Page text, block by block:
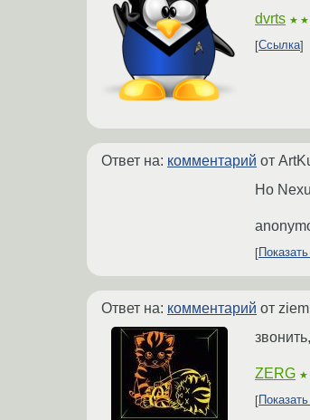
dvrts
Ссылка
Ответ на: комментарий от
Но
Ответ на: комментарий от
ZERG